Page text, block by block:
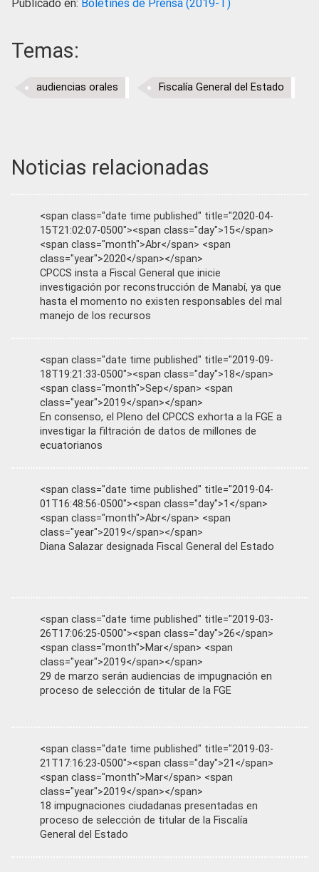
Publicado en: Boletines de Prensa (2019-T)
Temas:
audiencias orales Fiscalía General del Estado
Noticias relacionadas
<span class="date time published" title="2020-04-
15T21:02:07-0500"><span class="day">15</span>
<span class="month">Abr</span> <span
class="year">2020</span></span>
CPCCS insta a Fiscal General que inicie
investigación por reconstrucción de Manabí, ya que
hasta el momento no existen responsables del mal
manejo de los recursos
<span class="date time published" title="2019-09-
18T19:21:33-0500"><span class="day">18</span>
<span class="month">Sep</span> <span
class="year">2019</span></span>
En consenso, el Pleno del CPCCS exhorta a la FGE a
investigar la filtración de datos de millones de
ecuatorianos
<span class="date time published" title="2019-04-
01T16:48:56-0500"><span class="day">1</span>
<span class="month">Abr</span> <span
class="year">2019</span></span>
Diana Salazar designada Fiscal General del Estado
<span class="date time published" title="2019-03-
26T17:06:25-0500"><span class="day">26</span>
<span class="month">Mar</span> <span
class="year">2019</span></span>
29 de marzo serán audiencias de impugnación en
proceso de selección de titular de la FGE
<span class="date time published" title="2019-03-
21T17:16:23-0500"><span class="day">21</span>
<span class="month">Mar</span> <span
class="year">2019</span></span>
18 impugnaciones ciudadanas presentadas en
proceso de selección de titular de la Fiscalía
General del Estado